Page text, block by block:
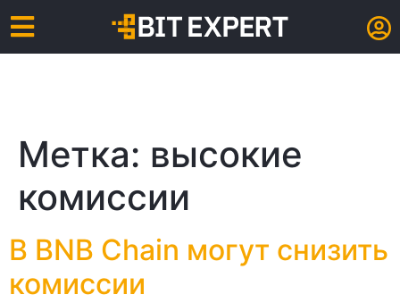
Метка: высокие
комиссии
В BNB Chain могут снизить
комиссии